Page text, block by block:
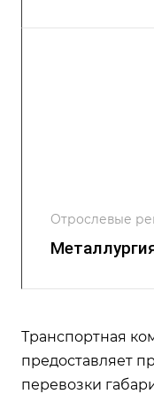
Отрослевые
Транспортная
предоставляет
перевозки